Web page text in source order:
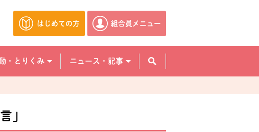
はじめての方
別のウィンドウで開きます。
組合員メニュー
別のウィンドウで開きます。
・とりくみ ニュース・記事
」